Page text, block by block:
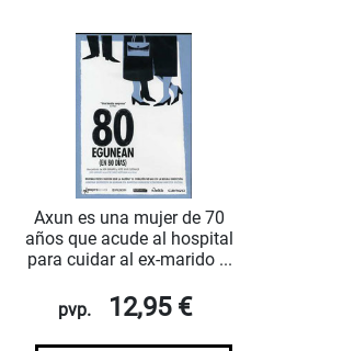
Axun es una mujer de 70
años que acude al hospital
para cuidar al ex-marido ...
pvp. 12,95 €